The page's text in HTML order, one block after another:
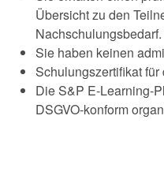
Übersicht zu den
Nachschulungsbedarf.
Sie haben keinen
Schulungszertifikat
Die S&P E-Learning-
DSGVO-konform